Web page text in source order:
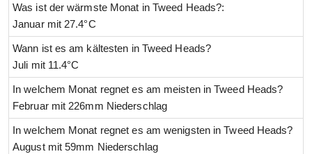
Was ist der wärmste Monat in Tweed Heads?:
Januar mit 27.4°C
Wann ist es am kältesten in Tweed Heads?
Juli mit 11.4°C
In welchem Monat regnet es am meisten in Tweed Heads?
Februar mit 226mm Niederschlag
In welchem Monat regnet es am wenigsten in Tweed Heads?
August mit 59mm Niederschlag